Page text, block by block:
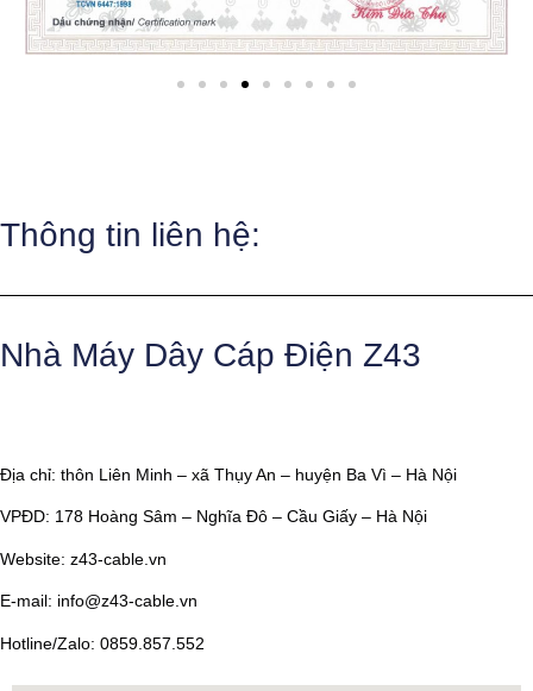
Thông tin liên hệ:
Nhà Máy Dây Cáp Điện Z43
Địa chỉ: thôn Liên Minh – xã Thụy An – huyện Ba Vì – Hà Nội
VPĐD: 178 Hoàng Sâm – Nghĩa Đô – Cầu Giấy – Hà Nội
Website: z43-cable.vn
E-mail: info@z43-cable.vn
Hotline/Zalo: 0859.857.552